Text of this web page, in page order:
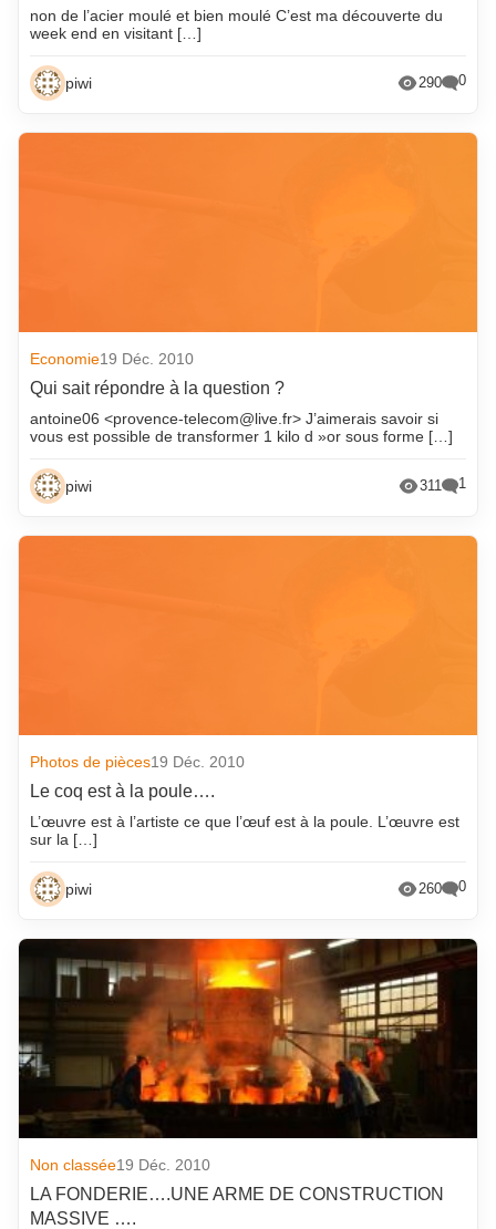
non de l’acier moulé et bien moulé C’est ma découverte du
week end en visitant […]
piwi 290 0
Economie19 Déc. 2010
Qui sait répondre à la question ?
antoine06 <provence-telecom@live.fr> J’aimerais savoir si
vous est possible de transformer 1 kilo d »or sous forme […]
piwi 311 1
Photos de pièces19 Déc. 2010
Le coq est à la poule….
L’œuvre est à l’artiste ce que l’œuf est à la poule. L’œuvre est
sur la […]
piwi 260 0
Non classée19 Déc. 2010
LA FONDERIE….UNE ARME DE CONSTRUCTION
MASSIVE ….